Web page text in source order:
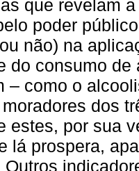
que revelam
poder
não) na
do consumo
– como o
dos
estes, por sua
lá prospera,
Outros